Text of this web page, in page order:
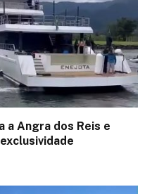
a Angra dos Reis e